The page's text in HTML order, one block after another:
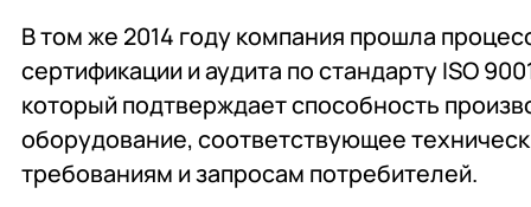
В том же 2014 году компания прошла
сертификации и аудита по стандарту ISO
который подтверждает способность
оборудование, соответствующее
требованиям и запросам потребителей.